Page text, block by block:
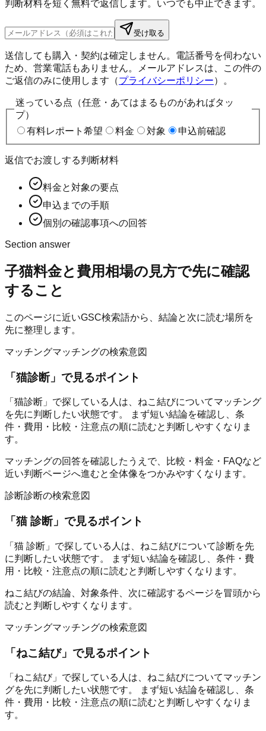
判断材料を短く無料で返信します。いつでも中止できます。
受け取る
送信しても購入・契約は確定しません。電話番号を伺わない
ため、営業電話もありません。メールアドレスは、この件の
ご返信のみに使用します（プライバシーポリシー）。
迷っている点（任意・あてはまるものがあればタッ
プ）
有料レポート希望
料金 対象 申込前確認
返信でお渡しする判断材料
料金と対象の要点
申込までの手順
個別の確認事項への回答
Section answer
子猫料金と費用相場の見方で先に確認
すること
このページに近いGSC検索語から、結論と次に読む場所を
先に整理します。
マッチングマッチングの検索意図
「猫診断」で見るポイント
「猫診断」で探している人は、ねこ結びについてマッチング
を先に判断したい状態です。 まず短い結論を確認し、条
件・費用・比較・注意点の順に読むと判断しやすくなりま
す。
マッチングの回答を確認したうえで、比較・料金・FAQなど
近い判断ページへ進むと全体像をつかみやすくなります。
診断診断の検索意図
「 猫 診断」で見るポイント
「猫 診断」で探している人は、ねこ結びについて診断を先
に判断したい状態です。 まず短い結論を確認し、条件・費
用・比較・注意点の順に読むと判断しやすくなります。
ねこ結びの結論、対象条件、次に確認するページを冒頭から
読むと判断しやすくなります。
マッチングマッチングの検索意図
「ねこ結び」で見るポイント
「ねこ結び」で探している人は、ねこ結びについてマッチン
グを先に判断したい状態です。 まず短い結論を確認し、条
件・費用・比較・注意点の順に読むと判断しやすくなりま
す。